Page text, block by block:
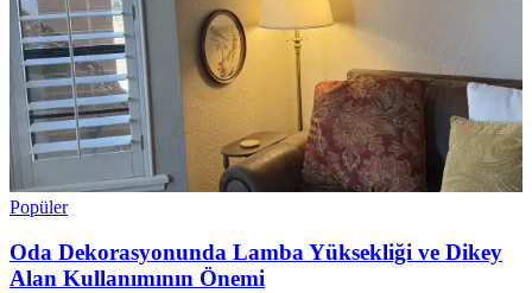
Popüler
Oda Dekorasyonunda Lamba Yüksekliği ve Dikey
Alan Kullanımının Önemi